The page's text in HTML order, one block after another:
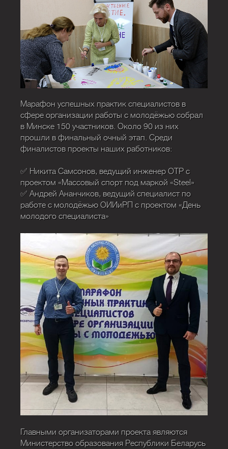
Марафон успешных практик специалистов в
сфере организации работы с молодёжью собрал
в Минске 150 участников. Около 90 из них
прошли в финальный очный этап. Среди
финалистов проекты наших работников:
✅ Никита Самсонов, ведущий инженер ОТР с
проектом «Массовый спорт под маркой «Steel»
✅ Андрей Ананчиков, ведущий специалист по
работе с молодёжью ОИИиРП с проектом «День
молодого специалиста»
Главными организаторами проекта являются
Министерство образования Республики Беларусь